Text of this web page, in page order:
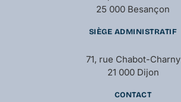
25 000 Besançon
SIÈGE ADMINISTRATIF
71, rue Chabot-Charny
21 000 Dijon
CONTACT